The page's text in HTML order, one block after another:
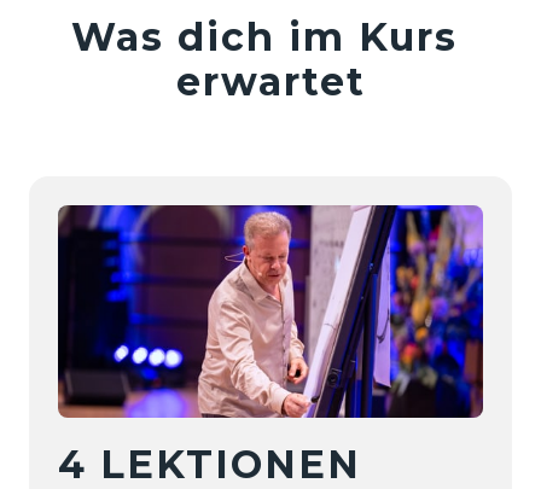
Was dich im Kurs
erwartet
4 LEKTIONEN